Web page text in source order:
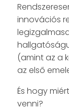
innovációs
(amint az a
az első
És hogy
venni?